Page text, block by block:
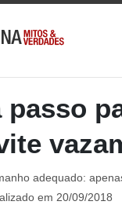
passo
adequado:
em 20/09/2018